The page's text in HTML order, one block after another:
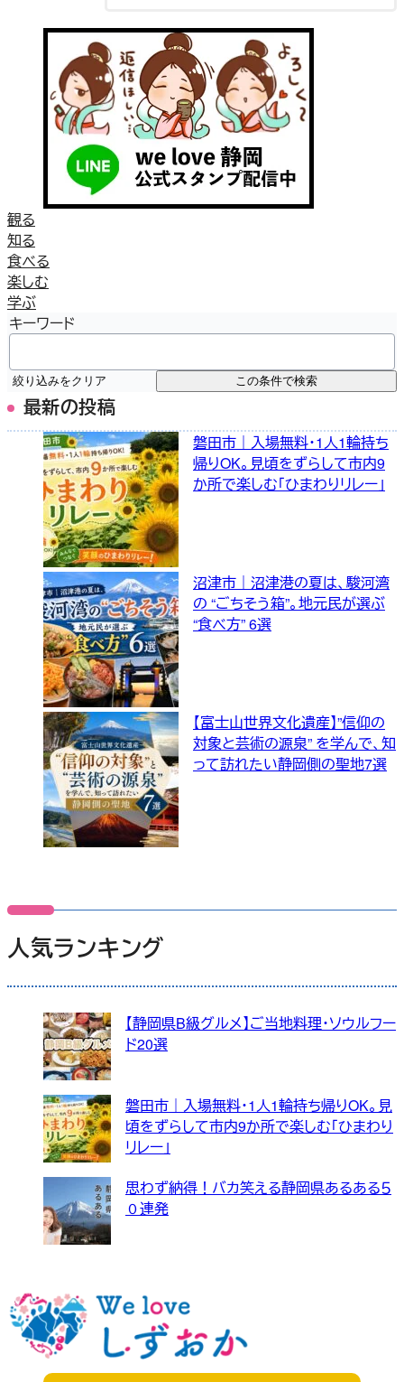
観る
知る
食べる
楽しむ
学ぶ
キーワード
絞り込みをクリア この条件で検索
最新の投稿
磐田市｜入場無料・1人1輪持ち
帰りOK。見頃をずらして市内9
か所で楽しむ「ひまわりリレー」
沼津市｜沼津港の夏は、駿河湾
の “ごちそう箱”。地元民が選ぶ
“食べ方” 6選
【富士山世界文化遺産】”信仰の
対象と芸術の源泉” を学んで、知
って訪れたい静岡側の聖地7選
人気ランキング
【静岡県B級グルメ】ご当地料理・ソウルフー
ド20選
磐田市｜入場無料・1人1輪持ち帰りOK。見
頃をずらして市内9か所で楽しむ「ひまわり
リレー」
思わず納得！バカ笑える静岡県あるある５
０連発